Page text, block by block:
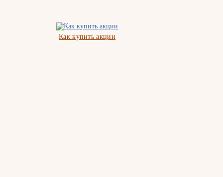
Как купить акции